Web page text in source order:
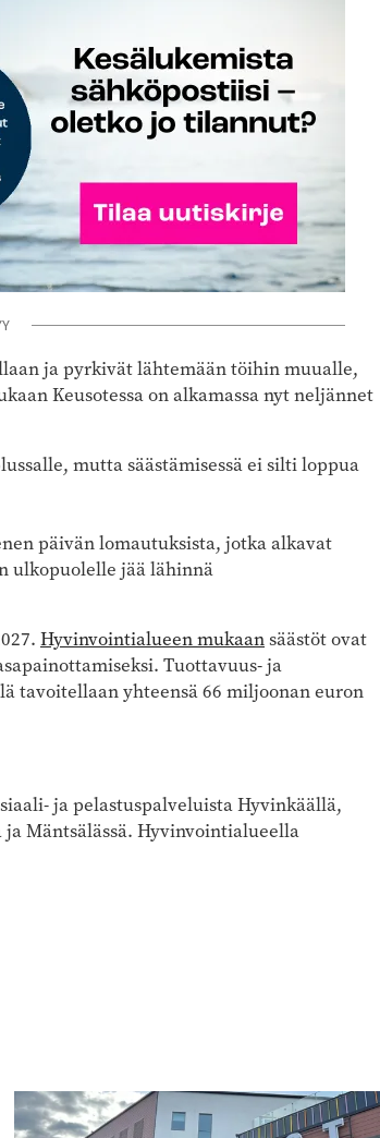
ja pyrkivät lähtemään töihin muualle,
Keusotessa on alkamassa nyt neljännet
mutta säästämisessä ei silti loppua
päivän lomautuksista, jotka alkavat
ulkopuolelle jää lähinnä
Hyvinvointialueen mukaansäästöt ovat
Tuottavuus- ja
tavoitellaan yhteensä 66 miljoonan euron
ja pelastuspalveluista Hyvinkäällä,
ja Mäntsälässä. Hyvinvointialueella